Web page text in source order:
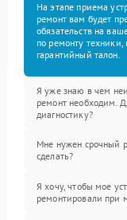
На этапе приема
ремонт вам будет
обязательств на
по ремонту
гарантийный талон.
Я уже знаю в чем
ремонт необходим.
диагностику?
Мне нужен срочный
сделать?
Я хочу, чтобы мое
ремонтировали при